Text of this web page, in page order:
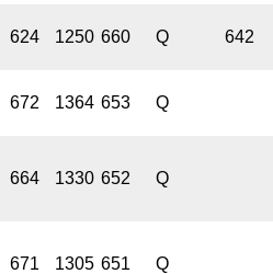
624 1250 660 Q 642
672 1364 653 Q
664 1330 652 Q
671 1305 651 Q